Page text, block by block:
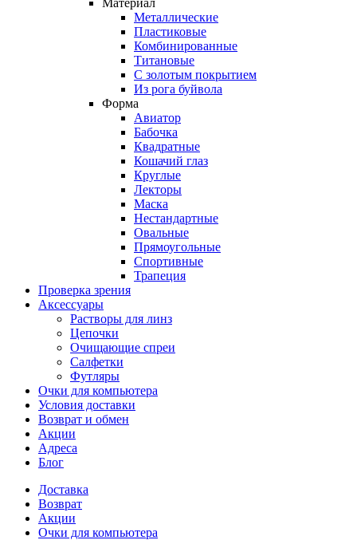
Материал
Металлические
Пластиковые
Комбинированные
Титановые
С золотым покрытием
Из рога буйвола
Форма
Авиатор
Бабочка
Квадратные
Кошачий глаз
Круглые
Лекторы
Маска
Нестандартные
Овальные
Прямоугольные
Спортивные
Трапеция
Проверка зрения
Аксессуары
Растворы для линз
Цепочки
Очищающие спреи
Салфетки
Футляры
Очки для компьютера
Условия доставки
Возврат и обмен
Акции
Адреса
Блог
Доставка
Возврат
Акции
Очки для компьютера